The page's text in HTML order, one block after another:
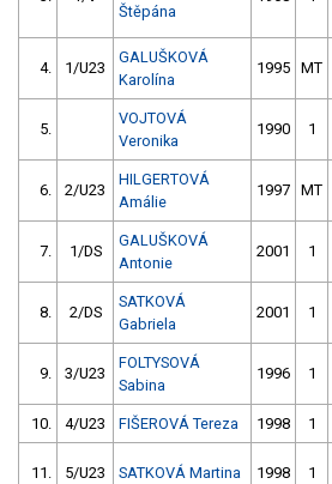
Štěpána
4. 1/U23
GALUŠKOVÁ
Karolína
1995 MT
5.
VOJTOVÁ
Veronika
1990 1
6. 2/U23
HILGERTOVÁ
Amálie
1997 MT
7. 1/DS
GALUŠKOVÁ
Antonie
2001 1
8. 2/DS
SATKOVÁ
Gabriela
2001 1
9. 3/U23
FOLTYSOVÁ
Sabina
1996 1
10. 4/U23 FIŠEROVÁ Tereza 1998 1
11. 5/U23 SATKOVÁ Martina 1998 1